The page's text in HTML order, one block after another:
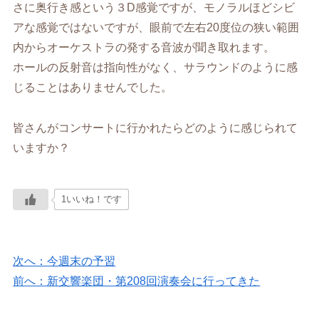
さに奥行き感という３D感覚ですが、モノラルほどシビ
アな感覚ではないですが、眼前で左右20度位の狭い範囲
内からオーケストラの発する音波が聞き取れます。
ホールの反射音は指向性がなく、サラウンドのように感
じることはありませんでした。
皆さんがコンサートに行かれたらどのように感じられて
いますか？
1いいね！です
次へ：今週末の予習
前へ：新交響楽団・第208回演奏会に行ってきた